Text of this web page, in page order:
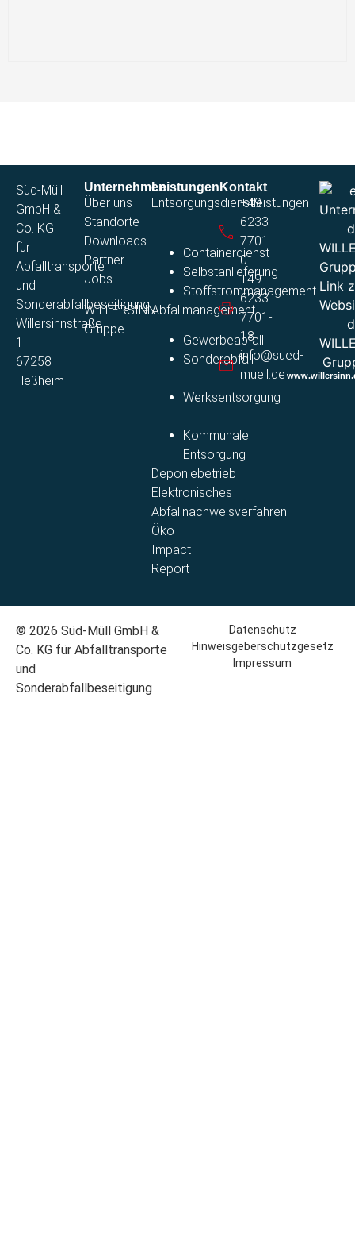
Süd-Müll
GmbH &
Co. KG
für
Abfalltransporte
und
Sonderabfallbeseitigung
Willersinnstraße
1
67258
Heßheim
Unternehmen
Über uns
Standorte
Downloads
Partner
Jobs
WILLERSINN
Gruppe
Leistungen
Entsorgungsdienstleistungen
Containerdienst
Selbstanlieferung
Stoffstrommanagement​
Abfallmanagement
Gewerbeabfall
Sonderabfall
Werksentsorgung
Kommunale
Entsorgung​
Deponiebetrieb
Elektronisches
Abfallnachweisverfahren
Öko
Impact
Report
Kontakt
+49
6233
7701-
0​
+49
6233
7701-
18
info@sued-
muell.de
© 2026 Süd-Müll GmbH &
Co. KG für Abfalltransporte
und
Sonderabfallbeseitigung
Datenschutz
Hinweisgeberschutzgesetz
Impressum